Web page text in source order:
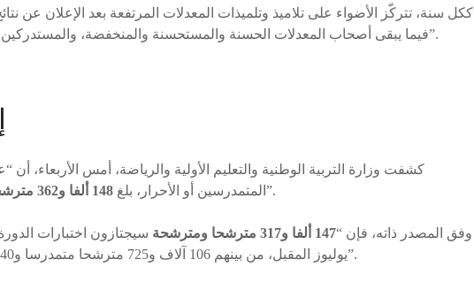
ككل سنة، تتركّز الأضواء على تلاميذ وتلميذات المعدلات المرتفعة بعد الإعلان عن نتائج
فيما يبقى أصحاب المعدلات الحسنة والمستحسنة والمنخفضة، والمستدركين وحتى الراسبين، في “ركن مظلم”.
كشفت وزارة التربية الوطنية والتعليم الأولية والرياضة، أمس الأربعاء،
المتمدرسين أو الأحرار، بلغ 148 ألفا و362 مترشحا ومترشحة ، بنسبة 54 في المائة”.
وفق المصدر ذاته، فإن “147 ألفا و317 مترشحا ومترشحة
يوليوز المقبل، من بينهم 106 آلاف و725 مترشحا متمدرسا و40 ألفا و592 من المترشحين الأحرار”.